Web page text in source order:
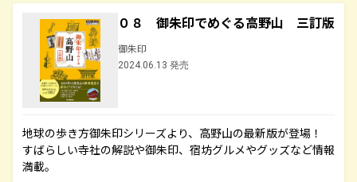
０８ 御朱印でめぐる高野山 三訂版
御朱印
2024.06.13 発売
地球の歩き方御朱印シリーズより、高野山の最新版が登場！
すばらしい寺社の解説や御朱印、宿坊グルメやグッズなど情報
満載。